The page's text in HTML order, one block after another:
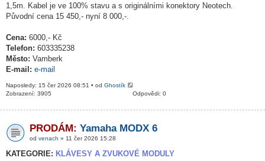
1,5m. Kabel je ve 100% stavu a s originálními konektory Neotech.
Původní cena 15 450,- nyní 8 000,-.
Cena: 6000,- Kč
Telefon: 603335238
Město: Vamberk
E-mail: e-mail
Naposledy: 15 čer 2026 08:51 • od Ghostík
Odpovědi: 0
Zobrazení: 3905
PRODÁM: Yamaha MODX 6
od venach » 11 čer 2026 15:28
KATEGORIE: KLÁVESY A ZVUKOVÉ MODULY